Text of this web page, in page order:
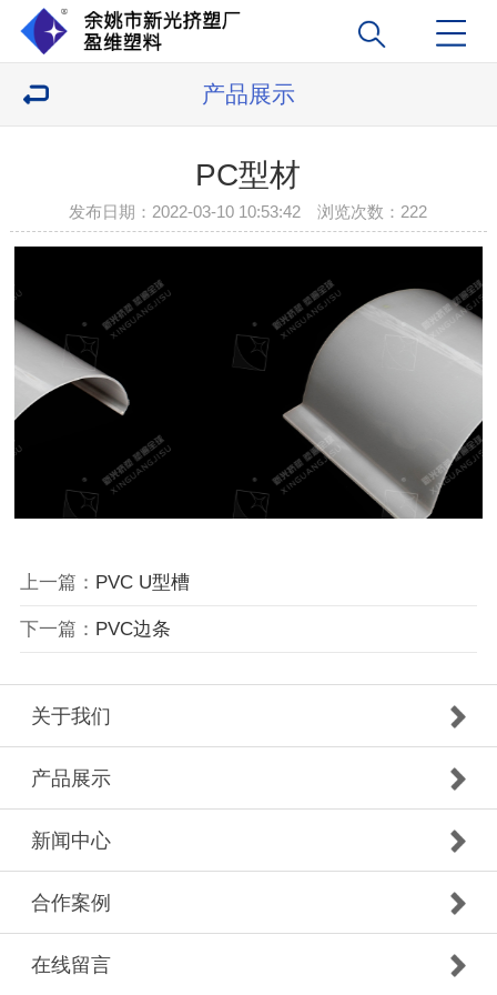
产品展示
PC型材
发布日期：2022-03-10 10:53:42 浏览次数： 222
上一篇： PVC U型槽
下一篇： PVC边条
关于我们
产品展示
新闻中心
合作案例
在线留言